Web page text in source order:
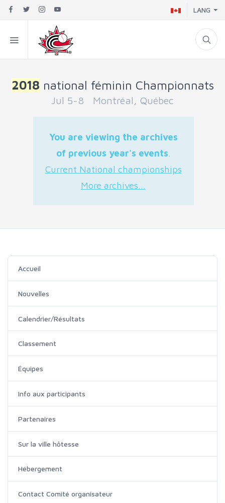
LANG
2018 national féminin Championnats
Jul 5-8 Montréal, Québec
You are viewing the archives
of previous year's events.
Current National championships
More archives...
Accueil
Nouvelles
Calendrier/Résultats
Classement
Équipes
Info aux participants
Partenaires
Sur la ville hôtesse
Hébergement
Contact Comité organisateur